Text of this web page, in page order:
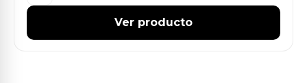
Ver producto